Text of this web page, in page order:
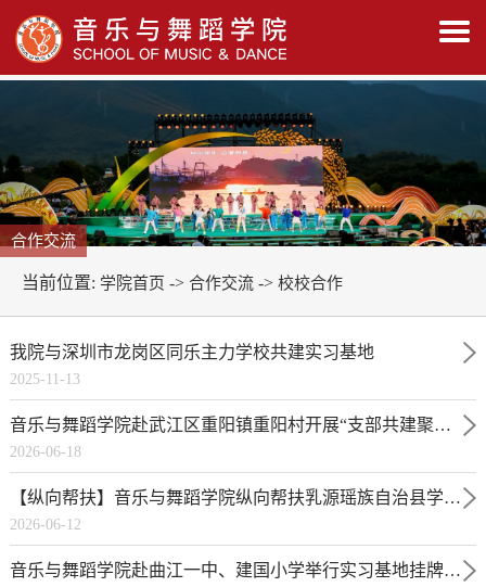
合作交流
当前位置: 学院首页 -> 合作交流 -> 校校合作
我院与深圳市龙岗区同乐主力学校共建实习基地
2025-11-13
音乐与舞蹈学院赴武江区重阳镇重阳村开展“支部共建聚合力，艺润乡村践初心”党建共建活动
2026-06-18
【纵向帮扶】音乐与舞蹈学院纵向帮扶乳源瑶族自治县学生心理健康系列活动之桂头中学中考生鼓圈减压活动
2026-06-12
音乐与舞蹈学院赴曲江一中、建国小学举行实习基地挂牌仪式并开展实习检查